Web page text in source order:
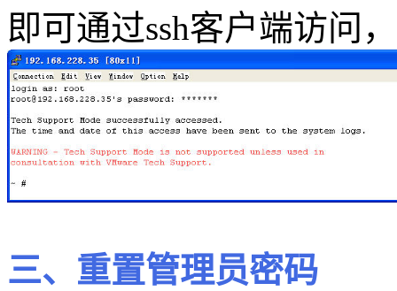
即可通过ssh客户端访问
三、重置管理员密码